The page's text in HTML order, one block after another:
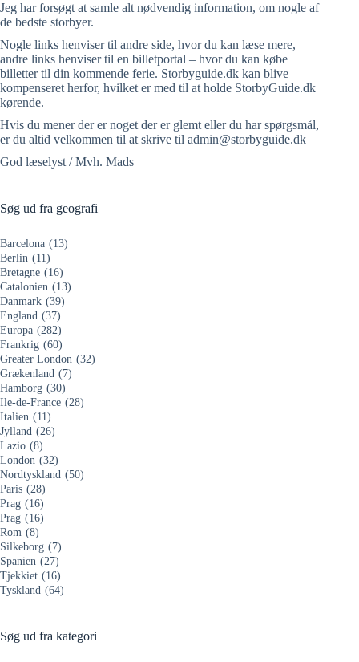
Jeg har forsøgt at samle alt nødvendig information, om nogle af
de bedste storbyer.
Nogle links henviser til andre side, hvor du kan læse mere,
andre links henviser til en billetportal – hvor du kan købe
billetter til din kommende ferie. Storbyguide.dk kan blive
kompenseret herfor, hvilket er med til at holde StorbyGuide.dk
kørende.
Hvis du mener der er noget der er glemt eller du har spørgsmål,
er du altid velkommen til at skrive til admin@storbyguide.dk
God læselyst / Mvh. Mads
Søg ud fra geografi
Barcelona (13)
Berlin (11)
Bretagne (16)
Catalonien (13)
Danmark (39)
England (37)
Europa (282)
Frankrig (60)
Greater London (32)
Grækenland (7)
Hamborg (30)
Ile-de-France (28)
Italien (11)
Jylland (26)
Lazio (8)
London (32)
Nordtyskland (50)
Paris (28)
Prag (16)
Prag (16)
Rom (8)
Silkeborg (7)
Spanien (27)
Tjekkiet (16)
Tyskland (64)
Søg ud fra kategori